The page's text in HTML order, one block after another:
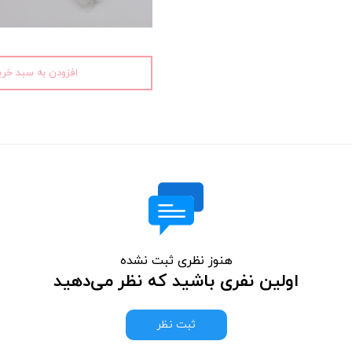
افزودن به سبد
هنوز نظری ثبت نشده
اولین نفری باشید که نظر می‌دهید
ثبت نظر